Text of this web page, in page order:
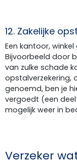
12. Zakelijke
Een kantoor,
Bijvoorbeeld door
van zulke schade
opstalverzekering,
genoemd, ben je
vergoedt (een
mogelijk weer in
Verzeker